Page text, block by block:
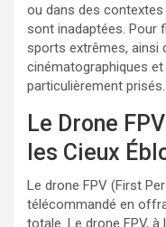
ou dans des
sont inadaptées. Pour
sports extrêmes, ainsi
cinématographiques
particulièrement prisés.
Le Drone
les Cieux
Le drone FPV (First
télécommandé en
totale. Le drone FPV,